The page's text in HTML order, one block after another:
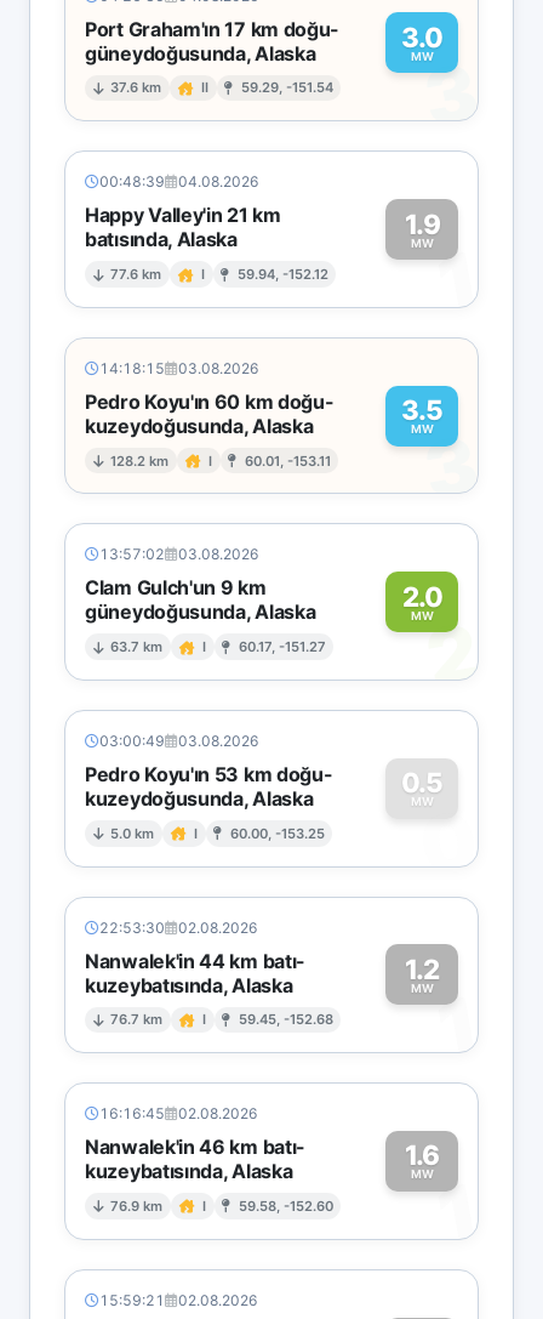
Port Graham'ın 17 km doğu-
güneydoğusunda, Alaska
37.6 km II 59.29, -151.54
3.0
MW
3
00:48:39 04.08.2026
Happy Valley'in 21 km
batısında, Alaska
77.6 km I 59.94, -152.12
1.9
MW1
14:18:15 03.08.2026
Pedro Koyu'ın 60 km doğu-
kuzeydoğusunda, Alaska
128.2 km I 60.01, -153.11
3.5
MW
3
13:57:02 03.08.2026
Clam Gulch'un 9 km
güneydoğusunda, Alaska
63.7 km I 60.17, -151.27
2.0
MW2
03:00:49 03.08.2026
Pedro Koyu'ın 53 km doğu-
kuzeydoğusunda, Alaska
5.0 km I 60.00, -153.25
0.5
MW
0
22:53:30 02.08.2026
Nanwalek'in 44 km batı-
kuzeybatısında, Alaska
76.7 km I 59.45, -152.68
1.2
MW1
16:16:45 02.08.2026
Nanwalek'in 46 km batı-
kuzeybatısında, Alaska
76.9 km I 59.58, -152.60
1.6
MW1
15:59:21 02.08.2026